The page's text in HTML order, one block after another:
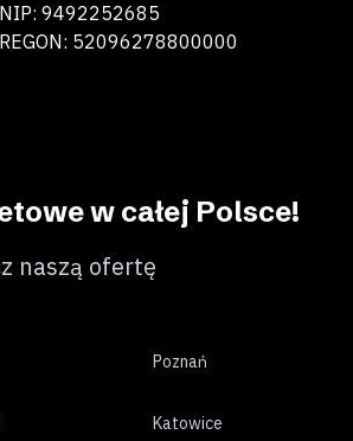
NIP: 9492252685
REGON: 52096278800000
w całej Polsce!
naszą ofertę
Poznań
Katowice